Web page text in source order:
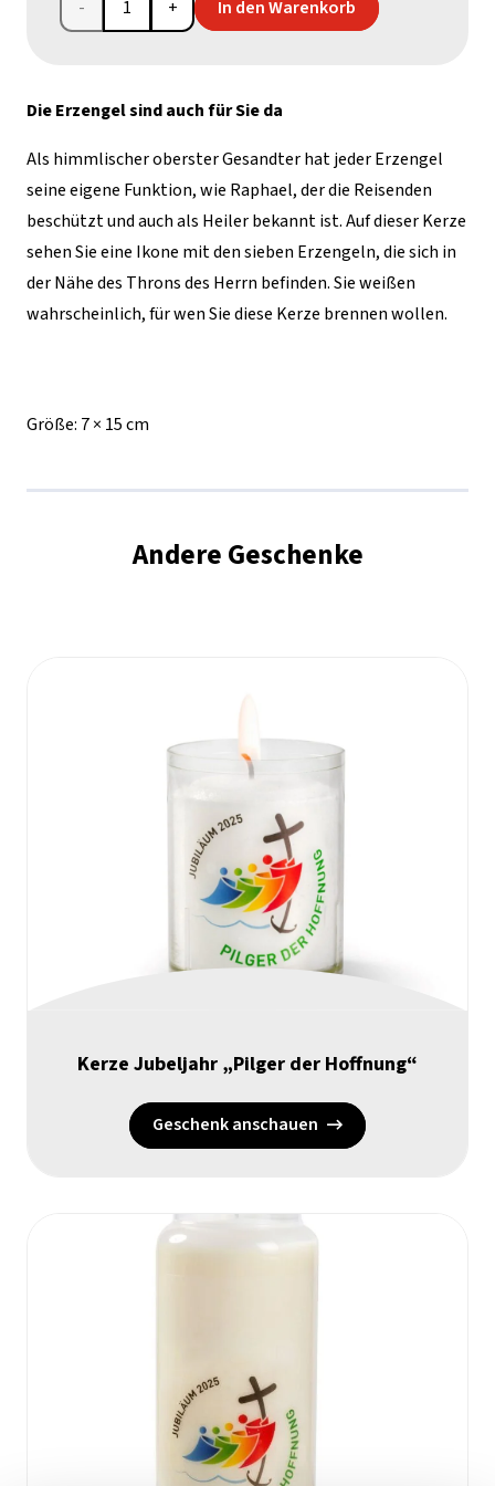
der
Erzengel
In den Warenkorb
Die Erzengel sind auch für Sie da
Als himmlischer oberster Gesandter hat jeder Erzengel
seine eigene Funktion, wie Raphael, der die Reisenden
beschützt und auch als Heiler bekannt ist. Auf dieser Kerze
sehen Sie eine Ikone mit den sieben Erzengeln, die sich in
der Nähe des Throns des Herrn befinden. Sie weißen
wahrscheinlich, für wen Sie diese Kerze brennen wollen.
Größe: 7 × 15 cm
Andere Geschenke
Kerze Jubeljahr „Pilger der Hoffnung“
Geschenk anschauen